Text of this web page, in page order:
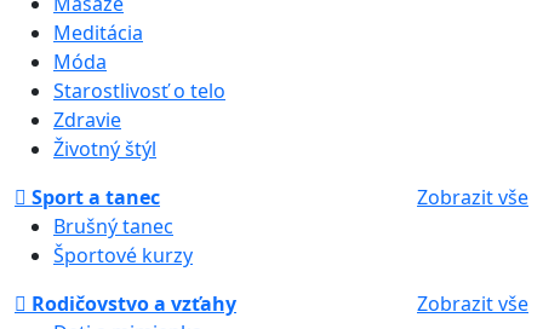
Meditácia
Móda
Starostlivosť o telo
Zdravie
Životný štýl
Sport a tanec
Zobrazit vše
Brušný tanec
Športové kurzy
Rodičovstvo a vzťahy
Zobrazit vše